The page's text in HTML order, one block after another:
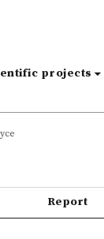
projects
Report